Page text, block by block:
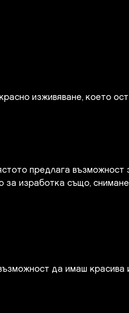
изживяване, което
предлага възможност
за изработка също,
да имаш